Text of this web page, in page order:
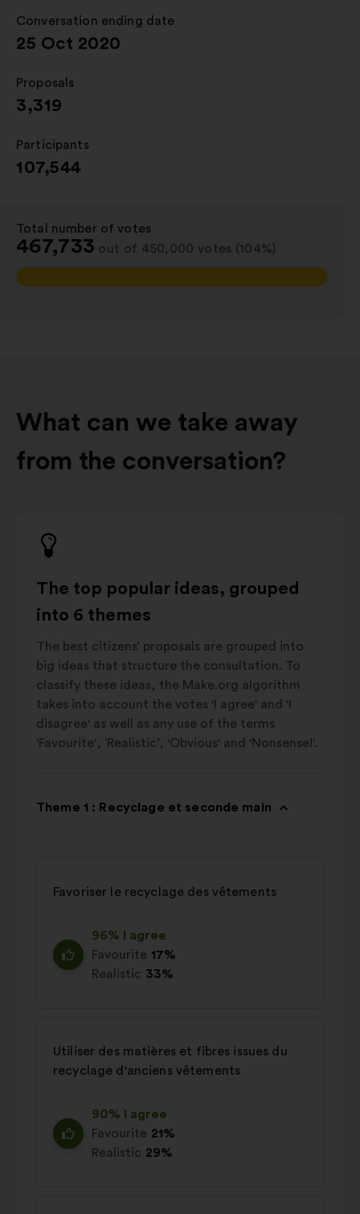
new
window
Conversation ending date
:
25 Oct 2020
Proposals
:
3,319
Participants
:
107,544
Total number of votes
467,733 out of 450,000 votes (104%)
What can we take away
from the conversation?
The top popular ideas, grouped
into 6 themes
The best citizens’ proposals are grouped into
big ideas that structure the consultation. To
classify these ideas, the Make.org algorithm
takes into account the votes 'I agree' and 'I
disagree' as well as any use of the terms
'Favourite', ‘Realistic’, 'Obvious' and 'Nonsense!'.
Theme 1 : Recyclage et seconde main
Favoriser le recyclage des vêtements
96% I agree
Favourite 17%
Realistic 33%
Utiliser des matières et fibres issues du
recyclage d'anciens vêtements
90% I agree
Favourite 21%
Realistic 29%